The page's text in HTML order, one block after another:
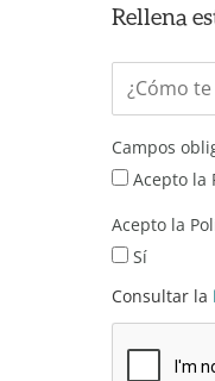
Rellena
Campos
Acepto la
Acepto la
Sí
Consultar la